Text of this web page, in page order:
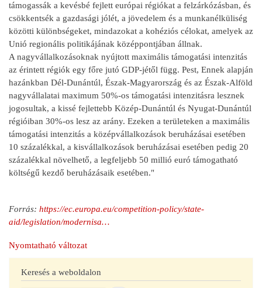
támogassák a kevésbé fejlett európai régiókat a felzárkózásban, és
csökkentsék a gazdasági jólét, a jövedelem és a munkanélküliség
közötti különbségeket, mindazokat a kohéziós célokat, amelyek az
Unió regionális politikájának középpontjában állnak.
A nagyvállalkozásoknak nyújtott maximális támogatási intenzitás
az érintett régiók egy főre jutó GDP-jétől függ. Pest, Ennek alapján
hazánkban Dél-Dunántúl, Észak-Magyarország és az Észak-Alföld
nagyvállalatai maximum 50%-os támogatási intenzitásra lesznek
jogosultak, a kissé fejlettebb Közép-Dunántúl és Nyugat-Dunántúl
régióiban 30%-os lesz az arány. Ezeken a területeken a maximális
támogatási intenzitás a középvállalkozások beruházásai esetében
10 százalékkal, a kisvállalkozások beruházásai esetében pedig 20
százalékkal növelhető, a legfeljebb 50 millió euró támogatható
költségű kezdő beruházásaik esetében."
Forrás: https://ec.europa.eu/competition-policy/state-
aid/legislation/modernisa…
Nyomtatható változat
Keresés a weboldalon